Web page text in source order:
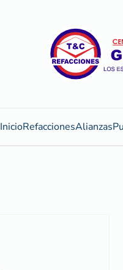
InicioRefaccionesAlianzas